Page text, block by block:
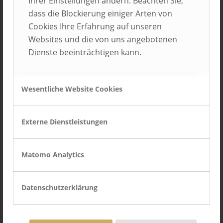
dass die Blockierung einiger Arten von
Cookies Ihre Erfahrung auf unseren
Websites und die von uns angebotenen
Dienste beeinträchtigen kann.
Wesentliche Website Cookies
Externe Dienstleistungen
Matomo Analytics
Datenschutzerklärung
deckungsgleich: Das „Best Place
to Learn“-Siegel soll dafür
sorgen, dass sich
beim Azubi-Marketing von der
andererseits aber auch
Ausbildungsqualität und -
prozessen arbeiten können. Co-
Initator Dieter Sicking betont
beim Vortrag, man wolle in den
Unternehmen nicht hinter den